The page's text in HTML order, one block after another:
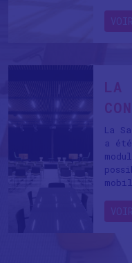
VOIR
LA
La
a
VOIR